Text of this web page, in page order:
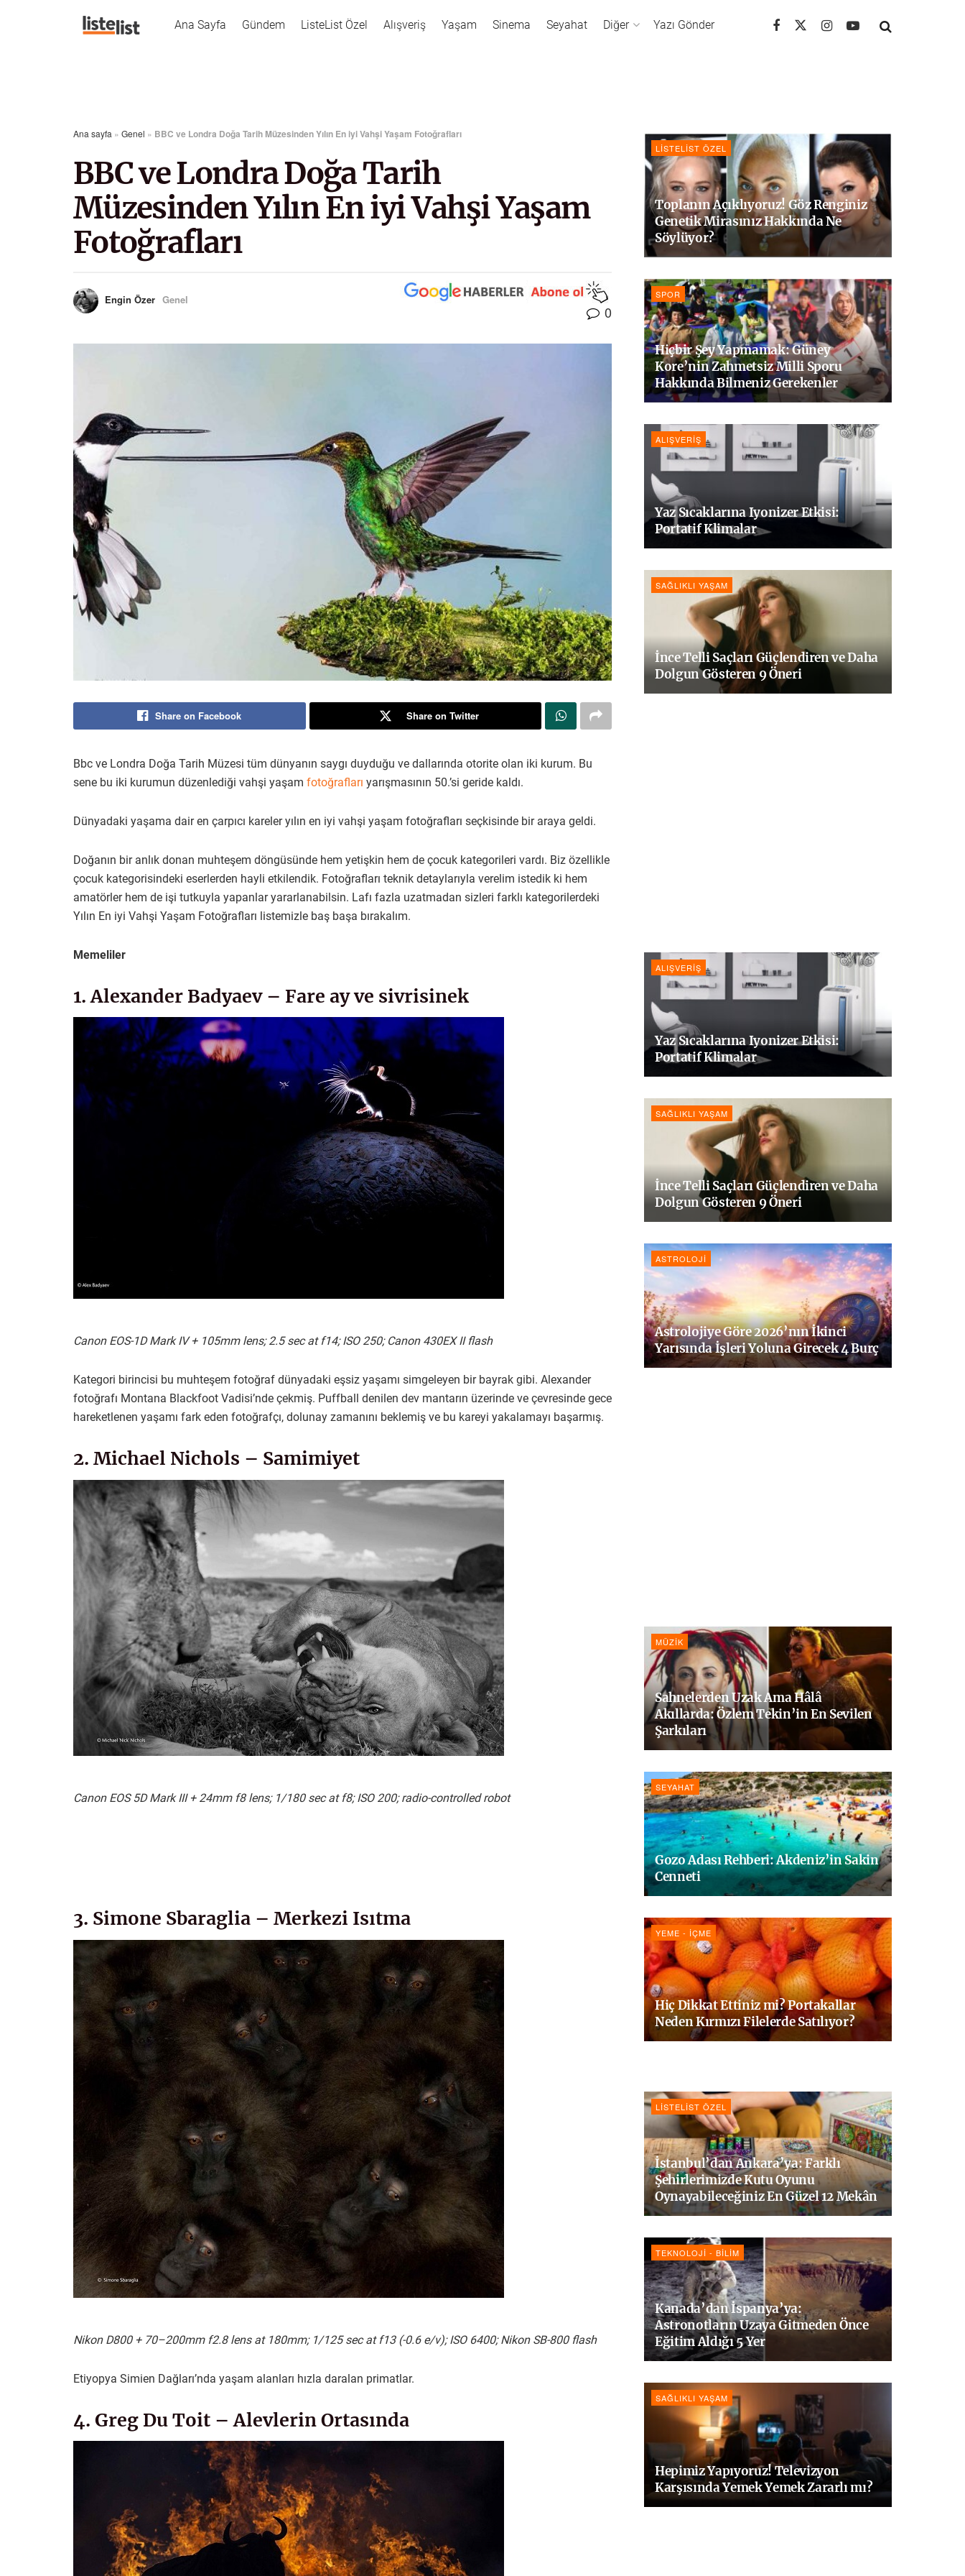
Ana Sayfa Gündem ListeList Özel Alışveriş Yaşam Sinema Seyahat Diğer Yazı Gönder
Ana sayfa » Genel » BBC ve Londra Doğa Tarih Müzesinden Yılın En iyi Vahşi Yaşam Fotoğrafları
BBC ve Londra Doğa Tarih
Müzesinden Yılın En iyi Vahşi Yaşam
Fotoğrafları
Engin Özer Genel
0
Share on Facebook Share on Twitter
Bbc ve Londra Doğa Tarih Müzesi tüm dünyanın saygı duyduğu ve dallarında otorite olan iki kurum. Bu
sene bu iki kurumun düzenlediği vahşi yaşam fotoğrafları yarışmasının 50.’si geride kaldı.
Dünyadaki yaşama dair en çarpıcı kareler yılın en iyi vahşi yaşam fotoğrafları seçkisinde bir araya geldi.
Doğanın bir anlık donan muhteşem döngüsünde hem yetişkin hem de çocuk kategorileri vardı. Biz özellikle
çocuk kategorisindeki eserlerden hayli etkilendik. Fotoğrafları teknik detaylarıyla verelim istedik ki hem
amatörler hem de işi tutkuyla yapanlar yararlanabilsin. Lafı fazla uzatmadan sizleri farklı kategorilerdeki
Yılın En iyi Vahşi Yaşam Fotoğrafları listemizle baş başa bırakalım.
Memeliler
1. Alexander Badyaev – Fare ay ve sivrisinek
Canon EOS-1D Mark IV + 105mm lens; 2.5 sec at f14; ISO 250; Canon 430EX II flash
Kategori birincisi bu muhteşem fotoğraf dünyadaki eşsiz yaşamı simgeleyen bir bayrak gibi. Alexander
fotoğrafı Montana Blackfoot Vadisi’nde çekmiş. Puffball denilen dev mantarın üzerinde ve çevresinde gece
hareketlenen yaşamı fark eden fotoğrafçı, dolunay zamanını beklemiş ve bu kareyi yakalamayı başarmış.
2. Michael Nichols – Samimiyet
Canon EOS 5D Mark III + 24mm f8 lens; 1/180 sec at f8; ISO 200; radio-controlled robot
3. Simone Sbaraglia – Merkezi Isıtma
Nikon D800 + 70–200mm f2.8 lens at 180mm; 1/125 sec at f13 (-0.6 e/v); ISO 6400; Nikon SB-800 flash
Etiyopya Simien Dağları’nda yaşam alanları hızla daralan primatlar.
4. Greg Du Toit – Alevlerin Ortasında
LISTELIST ÖZEL
Toplanın Açıklıyoruz! Göz Renginiz
Genetik Mirasınız Hakkında Ne
Söylüyor?
SPOR
Hiçbir Şey Yapmamak: Güney
Kore’nin Zahmetsiz Milli Sporu
Hakkında Bilmeniz Gerekenler
ALIŞVERIŞ
Yaz Sıcaklarına Iyonizer Etkisi:
Portatif Klimalar
SAĞLIKLI YAŞAM
İnce Telli Saçları Güçlendiren ve Daha
Dolgun Gösteren 9 Öneri
ALIŞVERIŞ
Yaz Sıcaklarına Iyonizer Etkisi:
Portatif Klimalar
SAĞLIKLI YAŞAM
İnce Telli Saçları Güçlendiren ve Daha
Dolgun Gösteren 9 Öneri
ASTROLOJI
Astrolojiye Göre 2026’nın İkinci
Yarısında İşleri Yoluna Girecek 4 Burç
MÜZIK
Sahnelerden Uzak Ama Hâlâ
Akıllarda: Özlem Tekin’in En Sevilen
Şarkıları
SEYAHAT
Gozo Adası Rehberi: Akdeniz’in Sakin
Cenneti
YEME - İÇME
Hiç Dikkat Ettiniz mi? Portakallar
Neden Kırmızı Filelerde Satılıyor?
LISTELIST ÖZEL
İstanbul’dan Ankara’ya: Farklı
Şehirlerimizde Kutu Oyunu
Oynayabileceğiniz En Güzel 12 Mekân
TEKNOLOJI - BILIM
Kanada’dan İspanya’ya:
Astronotların Uzaya Gitmeden Önce
Eğitim Aldığı 5 Yer
SAĞLIKLI YAŞAM
Hepimiz Yapıyoruz! Televizyon
Karşısında Yemek Yemek Zararlı mı?